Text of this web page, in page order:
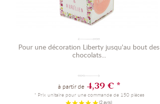
Pour une décoration Liberty jusqu'au bout des
chocolats...
à partir de4,39 € *
* Prix unitaire pour une commande de 150 pièces